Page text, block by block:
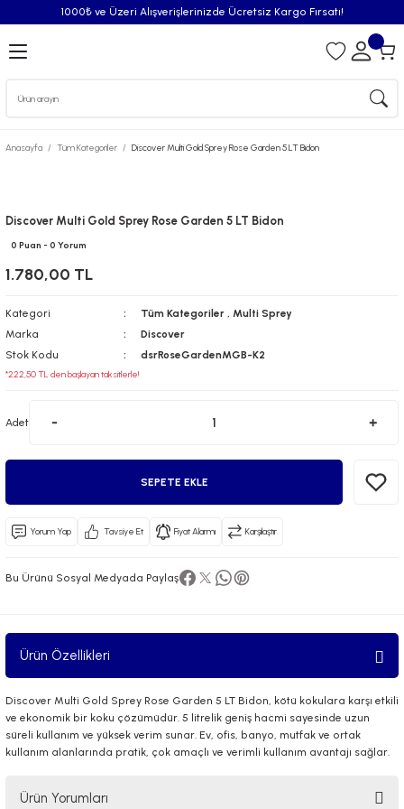
1000₺ ve Üzeri Alışverişlerinizde Ücretsiz Kargo Fırsatı!
Geri Dön
Spreyleri
Pisuvar Plastiği
Esansiyel Aroma Difüzörü
Anasayfa Tüm Kategoriler Discover Multi Gold Sprey Rose Garden 5 LT Bidon
Discover Multi Gold Sprey Rose Garden 5 LT Bidon
0 Puan - 0 Yorum
1.780,00 TL
Kategori Tüm Kategoriler , Multi Sprey
Marka
Discover
Stok Kodu
dsrRoseGardenMGB-K2
*222,50 TL den başlayan taksitlerle!
Adet
SEPETE EKLE
Yorum Yap Tavsiye Et Fiyat Alarmı Karşılaştır
Bu Ürünü Sosyal Medyada Paylaş
Ürün Özellikleri
Discover Multi Gold Sprey Rose Garden 5 LT Bidon, kötü kokulara karşı etkili
ve ekonomik bir koku çözümüdür. 5 litrelik geniş hacmi sayesinde uzun
süreli kullanım ve yüksek verim sunar. Ev, ofis, banyo, mutfak ve ortak
kullanım alanlarında pratik, çok amaçlı ve verimli kullanım avantajı sağlar.
Ürün Yorumları